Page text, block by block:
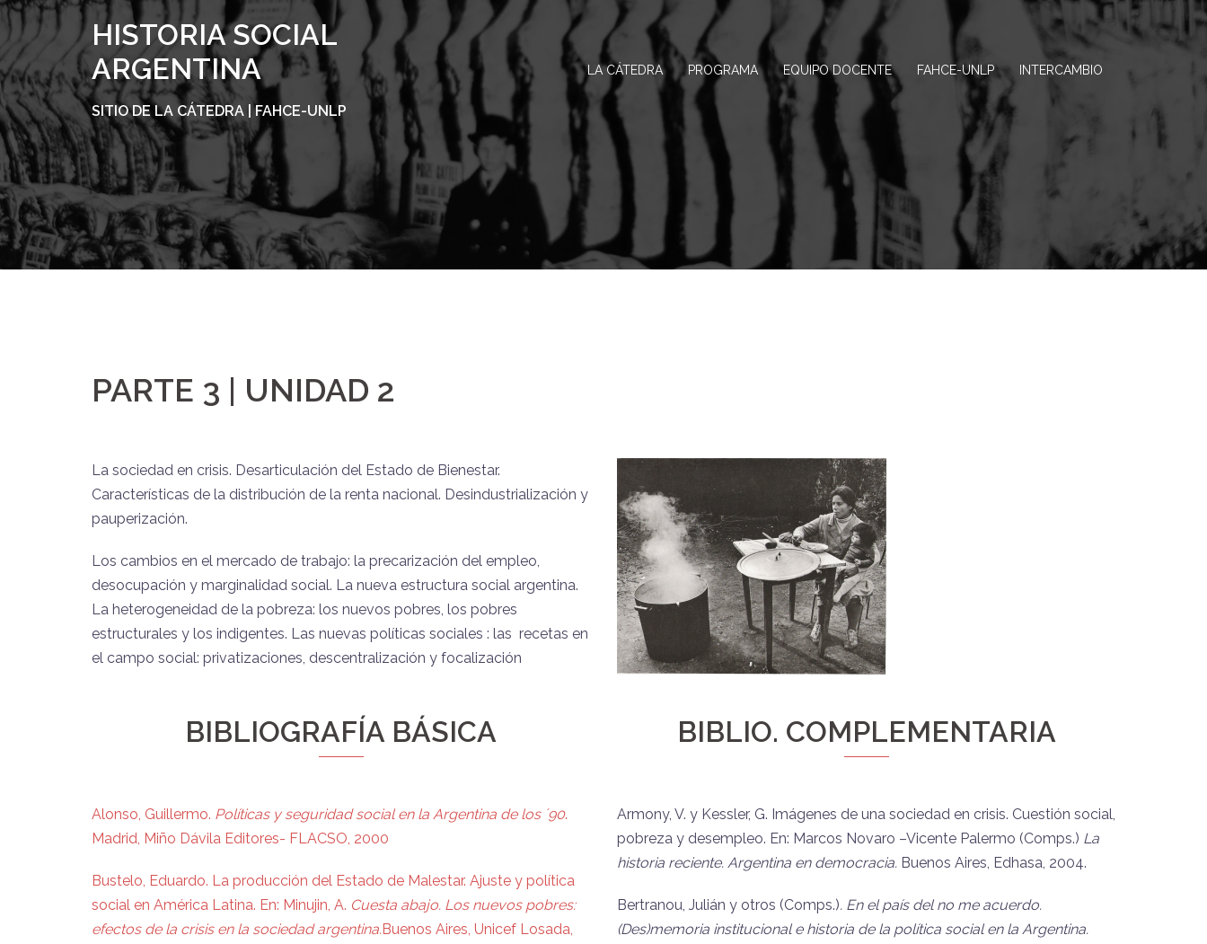
Skip
to
content
HISTORIA SOCIAL
ARGENTINA
SITIO DE LA CÁTEDRA | FAHCE-UNLP
LA CÁTEDRA PROGRAMA EQUIPO DOCENTE FAHCE-UNLP INTERCAMBIO
PARTE 3 | UNIDAD 2
La sociedad en crisis. Desarticulación del Estado de Bienestar.
Características de la distribución de la renta nacional. Desindustrialización y
pauperización.
Los cambios en el mercado de trabajo: la precarización del empleo,
desocupación y marginalidad social. La nueva estructura social argentina.
La heterogeneidad de la pobreza: los nuevos pobres, los pobres
estructurales y los indigentes. Las nuevas políticas sociales : las recetas en
el campo social: privatizaciones, descentralización y focalización
BIBLIOGRAFÍA BÁSICA
Alonso, Guillermo. Políticas y seguridad social en la Argentina de los ´90.
Madrid, Miño Dávila Editores- FLACSO, 2000
Bustelo, Eduardo. La producción del Estado de Malestar. Ajuste y política
social en América Latina. En: Minujin, A. Cuesta abajo. Los nuevos pobres:
efectos de la crisis en la sociedad argentina.Buenos Aires, Unicef Losada,
BIBLIO. COMPLEMENTARIA
Armony, V. y Kessler, G. Imágenes de una sociedad en crisis. Cuestión social,
pobreza y desempleo. En: Marcos Novaro –Vicente Palermo (Comps.) La
historia reciente. Argentina en democracia. Buenos Aires, Edhasa, 2004.
Bertranou, Julián y otros (Comps.). En el país del no me acuerdo.
(Des)memoria institucional e historia de la política social en la Argentina.